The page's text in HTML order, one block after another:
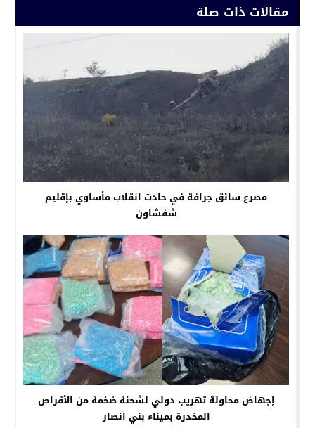
مقالات ذات صلة
مصرع سائق جرافة في حادث انقلاب مأساوي بإقليم
شفشاون
إجهاض محاولة تهريب دولي لشحنة ضخمة من الأقراص
المخدرة بميناء بني انصار